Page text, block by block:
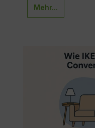
Mehr...